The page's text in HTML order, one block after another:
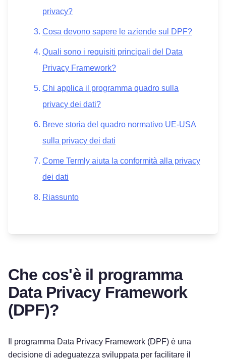
privacy?
Cosa devono sapere le aziende sul DPF?
Quali sono i requisiti principali del Data
Privacy Framework?
Chi applica il programma quadro sulla
privacy dei dati?
Breve storia del quadro normativo UE-USA
sulla privacy dei dati
Come Termly aiuta la conformità alla privacy
dei dati
Riassunto
Che cos'è il programma
Data Privacy Framework
(DPF)?
Il programma Data Privacy Framework (DPF) è una
decisione di adeguatezza sviluppata per facilitare il